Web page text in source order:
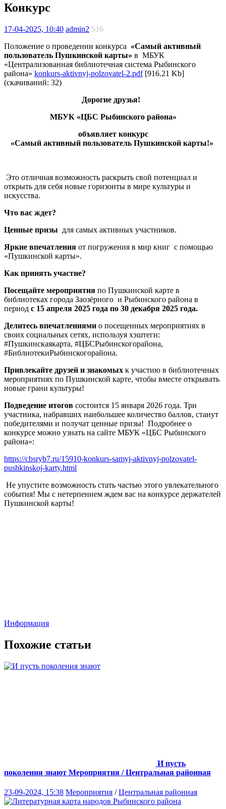
Конкурс
17-04-2025, 10:40 admin2 516
Положение о проведении конкурса «Самый активный
пользователь Пушкинской карты» в МБУК
«Централизованная библиотечная система Рыбинского
района» konkurs-aktivnyj-polzovatel-2.pdf[916.21 Kb]
(cкачиваний: 32)
Дорогие друзья!
МБУК «ЦБС Рыбинского района»
объявляет конкурс
«Самый активный пользователь Пушкинской карты!»
Это отличная возможность раскрыть свой потенциал и
открыть для себя новые горизонты в мире культуры и
искусства.
Что вас ждет?
Ценные призы для самых активных участников.
Яркие впечатления от погружения в мир книг с помощью
«Пушкинской карты».
Как принять участие?
Посещайте мероприятия по Пушкинской карте в
библиотеках города Заозёрного и Рыбинского района в
период с 15 апреля 2025 года по 30 декабря 2025 года.
Делитесь впечатлениями о посещенных мероприятиях в
своих социальных сетях, используя хэштеги:
#Пушкинскаякарта, #ЦБСРыбинскогорайона,
#БиблиотекиРыбинскогорайона.
Привлекайте друзей и знакомых к участию в библиотечных
мероприятиях по Пушкинской карте, чтобы вместе открывать
новые грани культуры!
Подведение итогов состоится 15 января 2026 года. Три
участника, набравших наибольшее количество баллов, станут
победителями и получат ценные призы! Подробнее о
конкурсе можно узнать на сайте МБУК «ЦБС Рыбинского
района»:
https://cbsryb7.ru/15910-konkurs-samyj-aktivnyj-polzovatel-
pushkinskoj-karty.html
Не упустите возможность стать частью этого увлекательного
события! Мы с нетерпением ждем вас на конкурсе держателей
Пушкинской карты!
Информация
Похожие статьи
И пусть
поколения знают Мероприятия / Центральная районная
23-09-2024, 15:38 Мероприятия /Центральная районная